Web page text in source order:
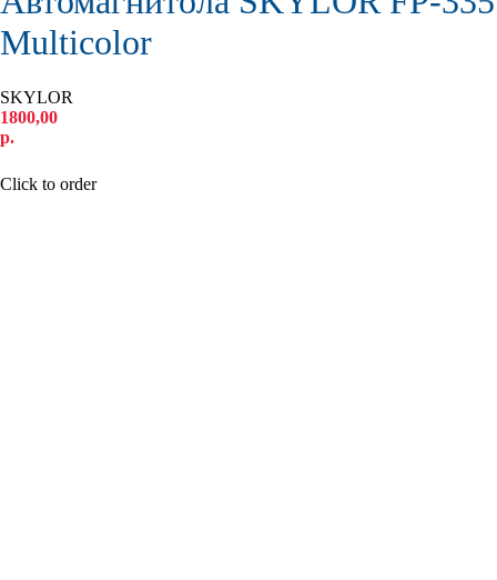
Multicolor
SKYLOR
1800,00
р.
Click to order